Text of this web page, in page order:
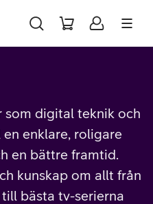
som digital teknik och
enklare, roligare
en bättre framtid.
kunskap om allt från
bästa tv-serierna